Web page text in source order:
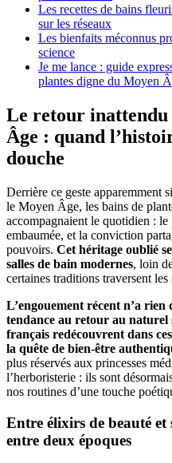
Les recettes de bains
sur les réseaux
Les bienfaits méconnus
science
Je me lance : guide
plantes digne du Moyen
Le retour
Âge : quand
douche
Derrière ce geste apparemment
le Moyen Âge, les bains de
accompagnaient le quotidien :
embaumée, et la conviction
pouvoirs. Cet héritage oublié
salles de bain modernes, loin
certaines traditions traversent
L’engouement récent n’a
tendance au retour au naturel
français redécouvrent dans
la quête de bien-être
plus réservés aux princesses
l’herboristerie : ils sont
nos routines d’une touche
Entre élixirs de beauté et
entre deux époques